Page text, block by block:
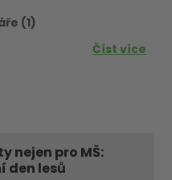
(1)
Číst více
nejen pro MŠ:
den lesů